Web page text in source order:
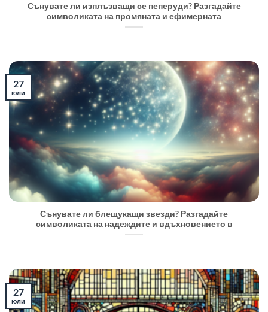
Сънувате ли изплъзващи се пеперуди? Разгадайте
символиката на промяната и ефимерната
Сънувате ли блещукащи звезди? Разгадайте
символиката на надеждите и вдъхновението в
27
юли
27
юли